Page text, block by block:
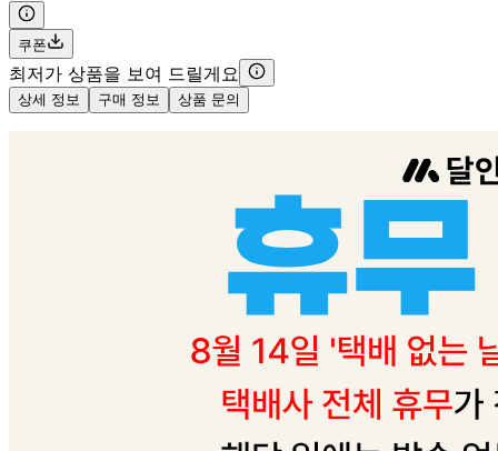
쿠폰
최저가 상품을 보여 드릴게요
상세 정보 구매 정보 상품 문의